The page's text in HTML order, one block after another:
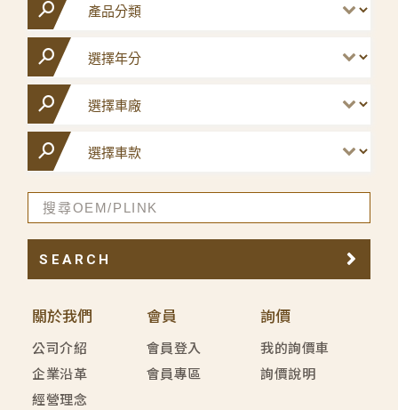
關於我們
公司介紹
企業沿革
經營理念
會員
會員登入
會員專區
詢價
我的詢價車
詢價說明
SEARCH